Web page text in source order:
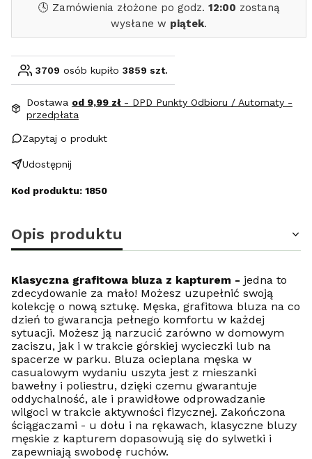
🕓 Zamówienia złożone po godz. 12:00 zostaną
wysłane w piątek.
3709 osób kupiło 3859 szt.
Dostawa od 9,99 zł - DPD Punkty Odbioru / Automaty -
przedpłata
Zapytaj o produkt
Udostępnij
Kod produktu: 1850
Opis produktu
Klasyczna grafitowa bluza z kapturem - jedna to
zdecydowanie za mało! Możesz uzupełnić swoją
kolekcję o nową sztukę. Męska, grafitowa bluza na co
dzień to gwarancja pełnego komfortu w każdej
sytuacji. Możesz ją narzucić zarówno w domowym
zaciszu, jak i w trakcie górskiej wycieczki lub na
spacerze w parku. Bluza ocieplana męska w
casualowym wydaniu uszyta jest z mieszanki
bawełny i poliestru, dzięki czemu gwarantuje
oddychalność, ale i prawidłowe odprowadzanie
wilgoci w trakcie aktywności fizycznej. Zakończona
ściągaczami - u dołu i na rękawach, klasyczne bluzy
męskie z kapturem dopasowują się do sylwetki i
zapewniają swobodę ruchów.